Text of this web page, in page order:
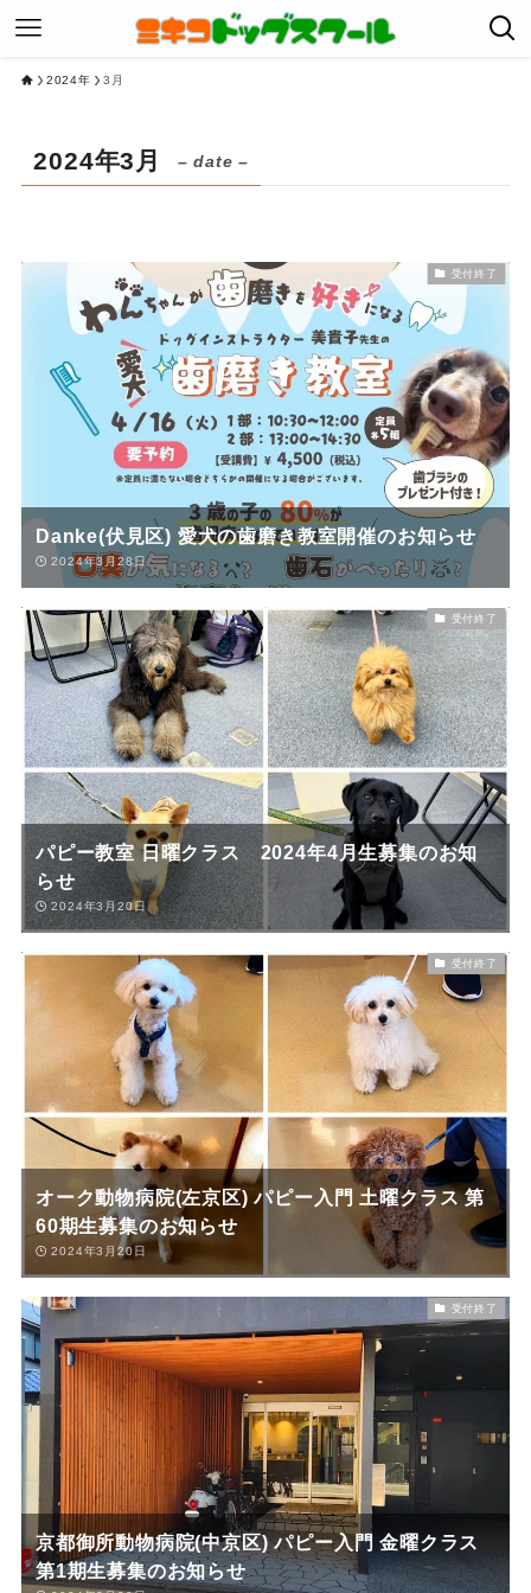
2024年 3月
2024年3月 – date –
受付終了
Danke(伏見区) 愛犬の歯磨き教室開催のお知らせ
2024年3月28日
受付終了
パピー教室 日曜クラス 2024年4月生募集のお知
らせ
2024年3月20日
受付終了
オーク動物病院(左京区) パピー入門 土曜クラス 第
60期生募集のお知らせ
2024年3月20日
受付終了
京都御所動物病院(中京区) パピー入門 金曜クラス
第1期生募集のお知らせ